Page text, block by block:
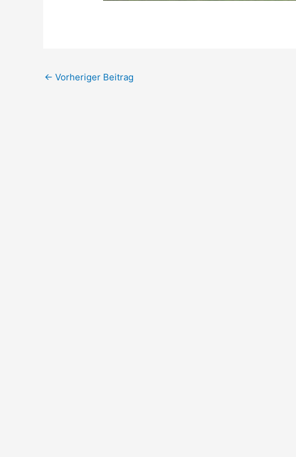
← Vorheriger Beitrag